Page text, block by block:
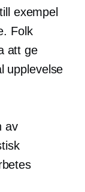
exempel
Folk
att ge
upplevelse
av